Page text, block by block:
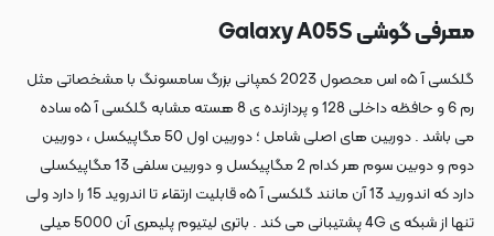
معرفی گوشی Galaxy A05S
گلکسی آ ۰۵ اس محصول 2023 کمپانی بزرگ سامسونگ با مشخصاتی مثل
رم 6 و حافظه داخلی 128 و پردازنده ی 8 هسته مشابه گلکسی آ ۰۵ ساده
می باشد . دوربین های اصلی شامل ؛ دوربین اول 50 مگاپیکسل ، دوربین
دوم و دوبین سوم هر کدام 2 مگاپیکسل و دوربین سلفی 13 مگاپیکسلی
دارد که اندورید 13 آن مانند گلکسی آ ۰۵ قابلیت ارتقاء تا اندروید 15 را دارد ولی
تنها از شبکه ی 4G پشتیبانی می کند . باتری لیتیوم پلیمری آن 5000 میلی